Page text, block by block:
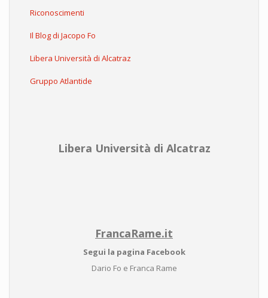
Riconoscimenti
Il Blog di Jacopo Fo
Libera Università di Alcatraz
Gruppo Atlantide
Libera Università di Alcatraz
FrancaRame.it
Segui la pagina Facebook
Dario Fo e Franca Rame